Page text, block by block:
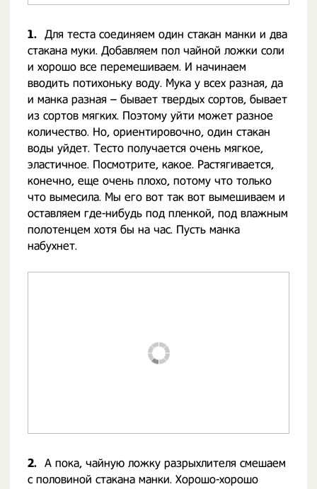
1. Для теста соединяем один стакан манки и два
стакана муки. Добавляем пол чайной ложки соли
и хорошо все перемешиваем. И начинаем
вводить потихоньку воду. Мука у всех разная, да
и манка разная – бывает твердых сортов, бывает
из сортов мягких. Поэтому уйти может разное
количество. Но, ориентировочно, один стакан
воды уйдет. Тесто получается очень мягкое,
эластичное. Посмотрите, какое. Растягивается,
конечно, еще очень плохо, потому что только
что вымесила. Мы его вот так вот вымешиваем и
оставляем где-нибудь под пленкой, под влажным
полотенцем хотя бы на час. Пусть манка
набухнет.
2. А пока, чайную ложку разрыхлителя смешаем
с половиной стакана манки. Хорошо-хорошо